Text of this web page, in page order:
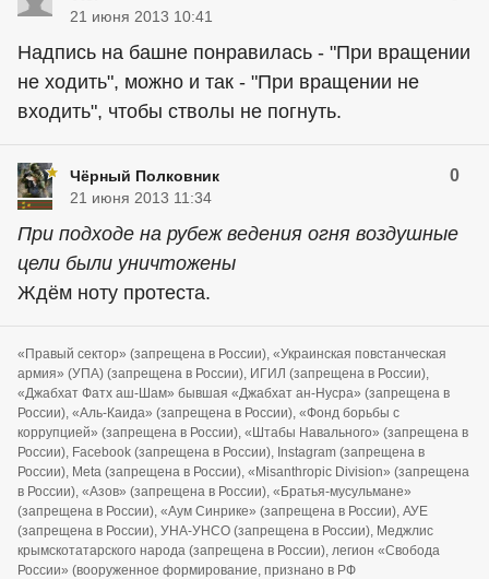
21 июня 2013 10:41
Надпись на башне понравилась - "При вращении
не ходить", можно и так - "При вращении не
входить", чтобы стволы не погнуть.
Чёрный Полковник 0
21 июня 2013 11:34
При подходе на рубеж ведения огня воздушные
цели были уничтожены
Ждём ноту протеста.
«Правый сектор» (запрещена в России), «Украинская повстанческая
армия» (УПА) (запрещена в России), ИГИЛ (запрещена в России),
«Джабхат Фатх аш-Шам» бывшая «Джабхат ан-Нусра» (запрещена в
России), «Аль-Каида» (запрещена в России), «Фонд борьбы с
коррупцией» (запрещена в России), «Штабы Навального» (запрещена в
России), Facebook (запрещена в России), Instagram (запрещена в
России), Meta (запрещена в России), «Misanthropic Division» (запрещена
в России), «Азов» (запрещена в России), «Братья-мусульмане»
(запрещена в России), «Аум Синрике» (запрещена в России), АУЕ
(запрещена в России), УНА-УНСО (запрещена в России), Меджлис
крымскотатарского народа (запрещена в России), легион «Свобода
России» (вооруженное формирование, признано в РФ